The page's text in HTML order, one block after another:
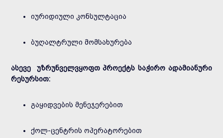
იურიდიული კონსულტაცია
ბუღალტრული მომსახურება
ასევე უზრუნველვყოფთ პროექტს საჭირო ადამიანური
რესურსით:
გაყიდვების მენეჯერებით
ქოლ-ცენტრის ოპერატორებით